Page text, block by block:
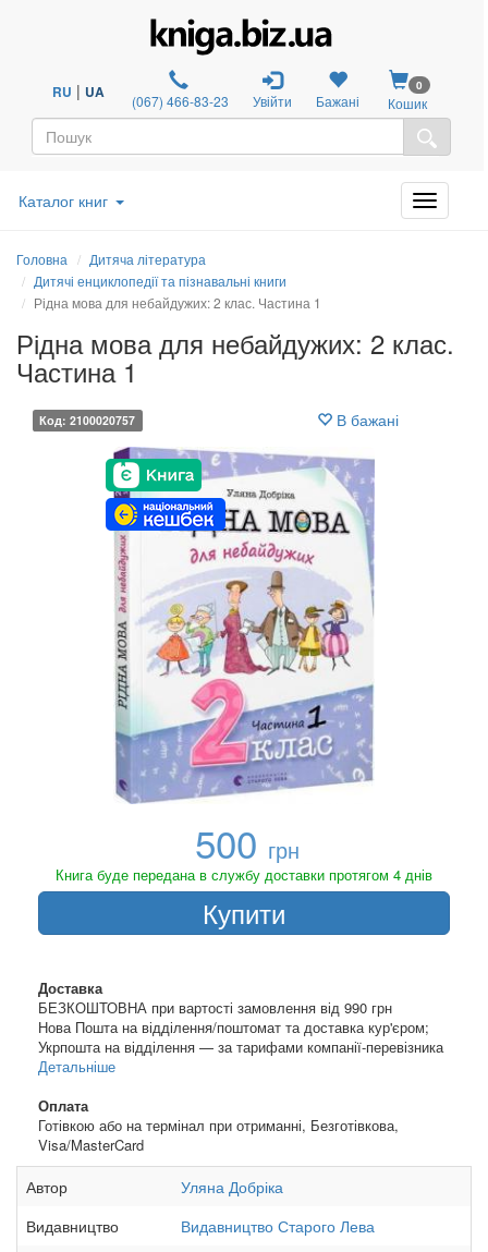
RU | UA (067) 466-83-23 Увійти Бажані
0
Кошик
Каталог книг
Головна
Дитяча література
Дитячі енциклопедії та пізнавальні книги
Рідна мова для небайдужих: 2 клас. Частина 1
Рідна мова для небайдужих: 2 клас.
Частина 1
Код: 2100020757 В бажані
500 грн
Книга буде передана в службу доставки протягом 4 днів
Купити
Доставка
БЕЗКОШТОВНА при вартості замовлення від 990 грн
Нова Пошта на відділення/поштомат та доставка кур'єром;
Укрпошта на відділення — за тарифами компанії-перевізника
Детальніше
Оплата
Готівкою або на термінал при отриманні, Безготівкова,
Visa/MasterCard
Автор
Уляна Добріка
Видавництво
Видавництво Старого Лева